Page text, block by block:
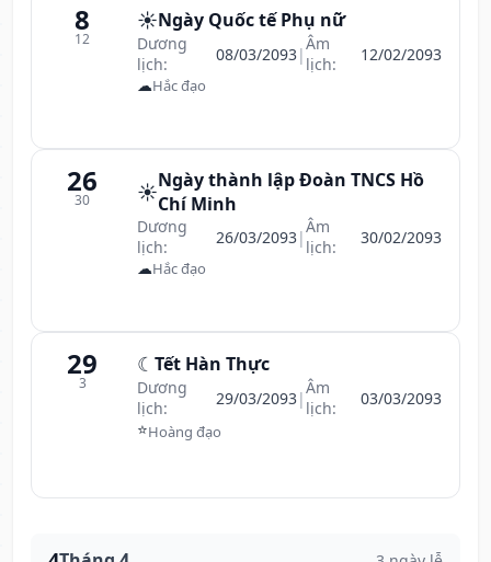
8
12
☀️Ngày Quốc tế Phụ nữ
Dương
lịch:
08/03/2093|Âm
lịch:
12/02/2093
☁Hắc đạo
26
30 ☀️Ngày thành lập Đoàn TNCS Hồ
Chí Minh
Dương
lịch:
26/03/2093|Âm
lịch:
30/02/2093
☁Hắc đạo
29
3
☾ Tết Hàn Thực
Dương
lịch:
29/03/2093|Âm
lịch:
03/03/2093
⭐Hoàng đạo